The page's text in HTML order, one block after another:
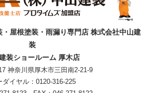
屋根塗装・雨漏り専門店 株式会社中山建
装
装ショールーム 厚木店
神奈川県厚木市三田南2-21-9
ダイヤル： 0120-316-225